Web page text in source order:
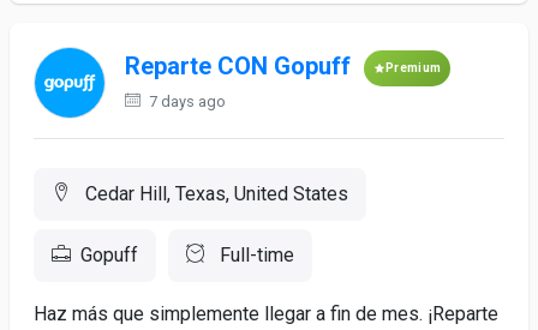
Reparte CON Gopuff Premium
7 days ago
Cedar Hill, Texas, United States
Gopuff Full-time
Haz más que simplemente llegar a fin de mes. ¡Reparte